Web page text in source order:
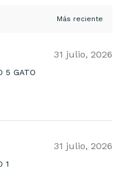
31 julio, 2026
5 GATO
31 julio, 2026
1